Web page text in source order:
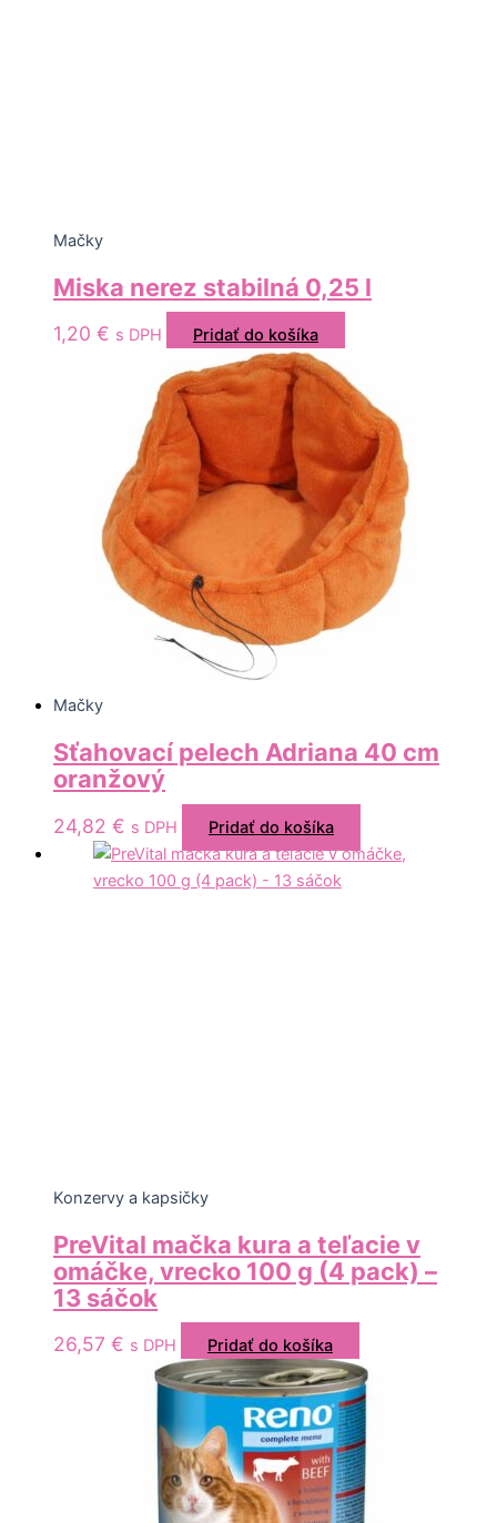
Mačky
Miska nerez stabilná 0,25 l
1,20 € s DPH Pridať do košíka
Mačky
Sťahovací pelech Adriana 40 cm
oranžový
24,82 € s DPH Pridať do košíka
Konzervy a kapsičky
PreVital mačka kura a teľacie v
omáčke, vrecko 100 g (4 pack) –
13 sáčok
26,57 € s DPH Pridať do košíka